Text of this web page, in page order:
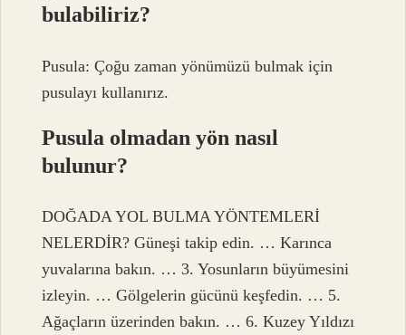
bulabiliriz?
Pusula: Çoğu zaman yönümüzü bulmak için
pusulayı kullanırız.
Pusula olmadan yön nasıl
bulunur?
DOĞADA YOL BULMA YÖNTEMLERİ
NELERDİR? Güneşi takip edin. … Karınca
yuvalarına bakın. … 3. Yosunların büyümesini
izleyin. … Gölgelerin gücünü keşfedin. … 5.
Ağaçların üzerinden bakın. … 6. Kuzey Yıldızı